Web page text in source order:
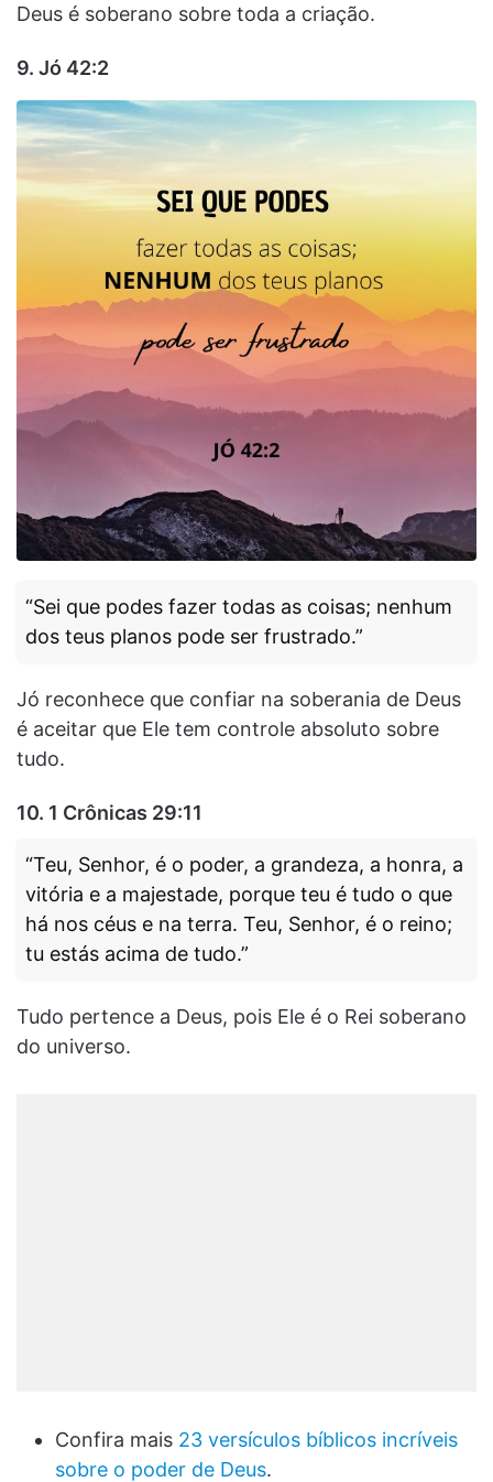
Deus é soberano sobre toda a criação.
9. Jó 42:2
“Sei que podes fazer todas as coisas; nenhum
dos teus planos pode ser frustrado.”
Jó reconhece que confiar na soberania de Deus
é aceitar que Ele tem controle absoluto sobre
tudo.
10. 1 Crônicas 29:11
“Teu, Senhor, é o poder, a grandeza, a honra, a
vitória e a majestade, porque teu é tudo o que
há nos céus e na terra. Teu, Senhor, é o reino;
tu estás acima de tudo.”
Tudo pertence a Deus, pois Ele é o Rei soberano
do universo.
Confira mais 23 versículos bíblicos incríveis
sobre o poder de Deus.